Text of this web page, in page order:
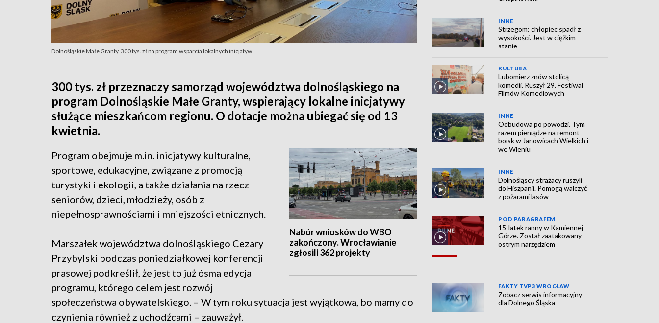
Dolnośląskie Małe Granty. 300 tys. zł na program wsparcia lokalnych inicjatyw
300 tys. zł przeznaczy samorząd województwa dolnośląskiego na
program Dolnośląskie Małe Granty, wspierający lokalne inicjatywy
służące mieszkańcom regionu. O dotacje można ubiegać się od 13
kwietnia.
Nabór wniosków do WBO
zakończony. Wrocławianie
zgłosili 362 projekty
Program obejmuje m.in. inicjatywy kulturalne,
sportowe, edukacyjne, związane z promocją
turystyki i ekologii, a także działania na rzecz
seniorów, dzieci, młodzieży, osób z
niepełnosprawnościami i mniejszości etnicznych.
Marszałek województwa dolnośląskiego Cezary
Przybylski podczas poniedziałkowej konferencji
prasowej podkreślił, że jest to już ósma edycja
programu, którego celem jest rozwój
społeczeństwa obywatelskiego. – W tym roku sytuacja jest wyjątkowa, bo mamy do
czynienia również z uchodźcami – zauważył.
INNE
Strzegom: chłopiec spadł z
wysokości. Jest w ciężkim
stanie
KULTURA
Lubomierz znów stolicą
komedii. Ruszył 29. Festiwal
Filmów Komediowych
INNE
Odbudowa po powodzi. Tym
razem pieniądze na remont
boisk w Janowicach Wielkich i
we Wleniu
INNE
Dolnośląscy strażacy ruszyli
do Hiszpanii. Pomogą walczyć
z pożarami lasów
POD PARAGRAFEM
15-latek ranny w Kamiennej
Górze. Został zaatakowany
ostrym narzędziem
FAKTY TVP3 WROCŁAW
Zobacz serwis informacyjny
dla Dolnego Śląska